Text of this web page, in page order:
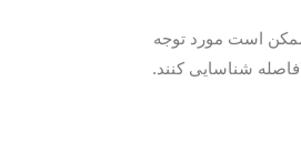
است مورد توجه
شناسایی کنند.